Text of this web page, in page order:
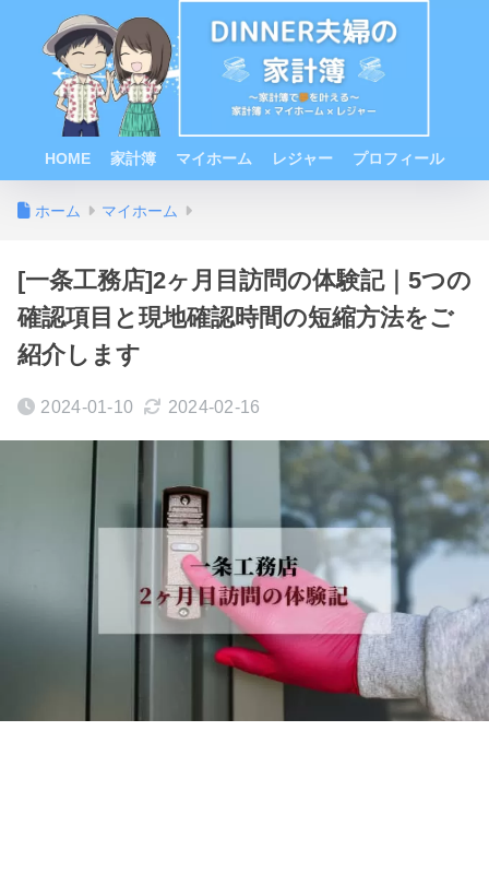
HOME 家計簿 マイホーム レジャー プロフィール
ホーム マイホーム
[一条工務店]2ヶ月目訪問の体験記｜5つの
確認項目と現地確認時間の短縮方法をご
紹介します
2024-01-10 2024-02-16